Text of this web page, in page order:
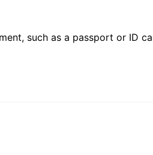
such as a passport or ID